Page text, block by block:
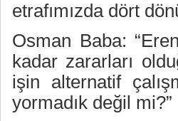
etrafımızda dört
Osman Baba:
kadar zararları
işin alternatif
yormadık değil mi?”